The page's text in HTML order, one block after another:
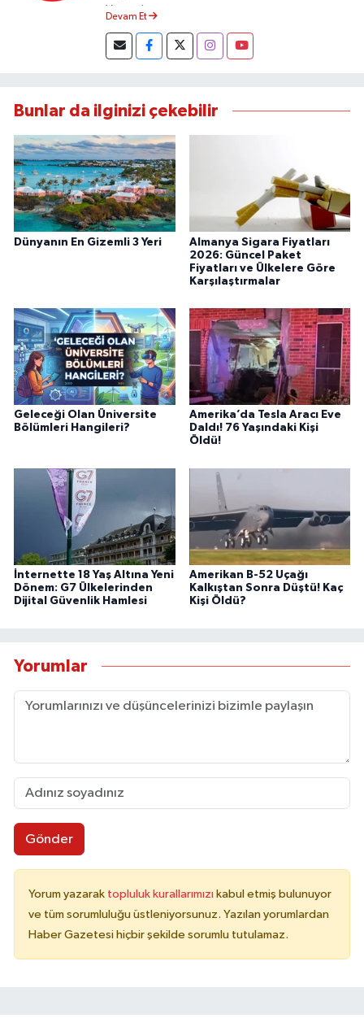
Yapmaktayım.
Devam Et
Bunlar da ilginizi çekebilir
Dünyanın En Gizemli 3 Yeri
Almanya Sigara Fiyatları
2026: Güncel Paket
Fiyatları ve Ülkelere Göre
Karşılaştırmalar
Geleceği Olan Üniversite
Bölümleri Hangileri?
Amerika’da Tesla Aracı Eve
Daldı! 76 Yaşındaki Kişi
Öldü!
İnternette 18 Yaş Altına Yeni
Dönem: G7 Ülkelerinden
Dijital Güvenlik Hamlesi
Amerikan B-52 Uçağı
Kalkıştan Sonra Düştü! Kaç
Kişi Öldü?
Yorumlar
Gönder
Yorum yazarak topluluk kurallarımızı kabul etmiş bulunuyor
ve tüm sorumluluğu üstleniyorsunuz. Yazılan yorumlardan
Haber Gazetesi hiçbir şekilde sorumlu tutulamaz.